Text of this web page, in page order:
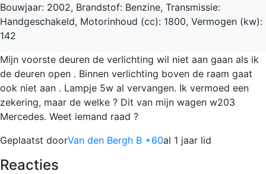
Bouwjaar: 2002, Brandstof: Benzine, Transmissie:
Handgeschakeld, Motorinhoud (cc): 1800, Vermogen (kw):
142
Mijn voorste deuren de verlichting wil niet aan gaan als ik
de deuren open . Binnen verlichting boven de raam gaat
ook niet aan . Lampje 5w al vervangen. Ik vermoed een
zekering, maar de welke ? Dit van mijn wagen w203
Mercedes. Weet iemand raad ?
Geplaatst doorVan den Bergh B +60al 1 jaar lid
Reacties